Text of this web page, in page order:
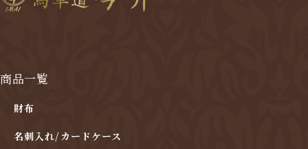
商品一覧
財布
名刺入れ/カードケース